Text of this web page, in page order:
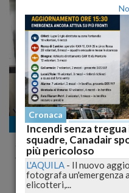
Cronaca nazionale
Serie B, Abodi
via 5/9, ma
e Catania
Cronaca
Incendi senza
squadre, Canadair
più pericoloso
L'AQUILA - Il nuovo
fotografa un'emergenza
elicotteri,...